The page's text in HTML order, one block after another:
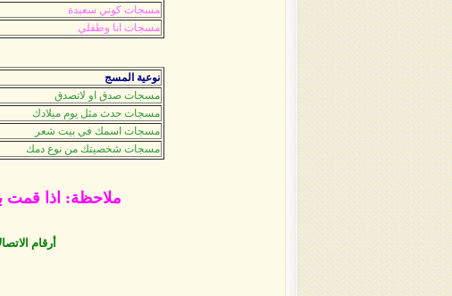
مسجات كوني سعيدة
مسجات انا وطفلي
نوعية المسج
مسجات صدق او لاتصدق
مسجات حدث مثل يوم ميلادك
مسجات اسمك في بيت شعر
مسجات شخصيتك من نوع دمك
ملاحظة: اذا قمت
أرقام